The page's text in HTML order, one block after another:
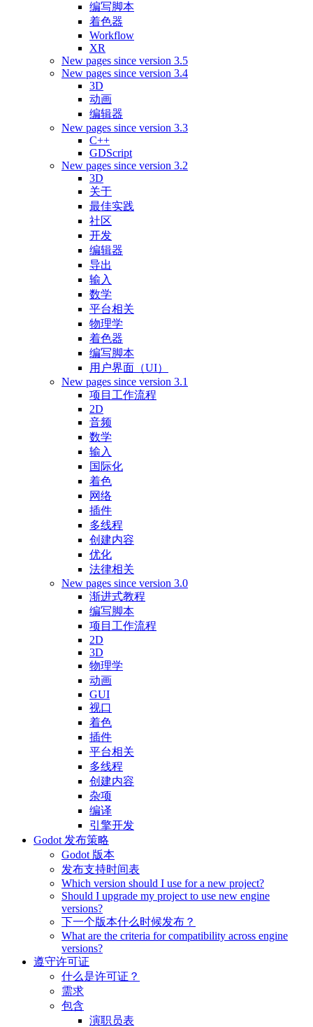
编写脚本
着色器
Workflow
XR
New pages since version 3.5
New pages since version 3.4
3D
动画
编辑器
New pages since version 3.3
C++
GDScript
New pages since version 3.2
3D
关于
最佳实践
社区
开发
编辑器
导出
输入
数学
平台相关
物理学
着色器
编写脚本
用户界面（UI）
New pages since version 3.1
项目工作流程
2D
音频
数学
输入
国际化
着色
网络
插件
多线程
创建内容
优化
法律相关
New pages since version 3.0
渐进式教程
编写脚本
项目工作流程
2D
3D
物理学
动画
GUI
视口
着色
插件
平台相关
多线程
创建内容
杂项
编译
引擎开发
Godot 发布策略
Godot 版本
发布支持时间表
Which version should I use for a new project?
Should I upgrade my project to use new engine
versions?
下一个版本什么时候发布？
What are the criteria for compatibility across engine
versions?
遵守许可证
什么是许可证？
需求
包含
演职员表